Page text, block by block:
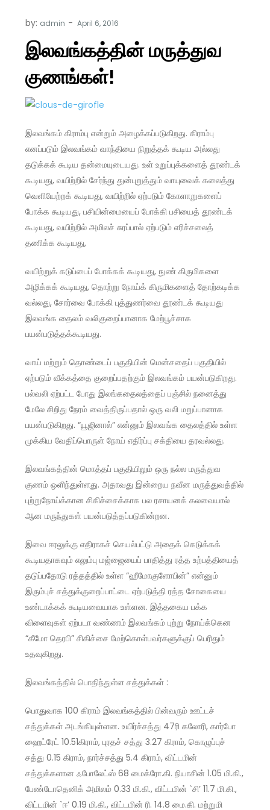
by: admin
இலவங்கத்தின் மருத்துவ
குணங்கள்!
இலவங்கம் கிராம்பு என்றும் அழைக்கப்படுகிறது. கிராம்பு
எனப்படும் இலவங்கம் வாந்தியை நிறுத்தக் கூடிய அல்லது
தடுக்கக் கூடிய தன்மையுடையது. உள் உறுப்புக்களைத் தூண்டக்
கூடியது, வயிற்றில் சேர்ந்து துன்புறுத்தும் வாயுவைக் கலைத்து
வெளியேற்றக் கூடியது, வயிற்றில் ஏற்படும் கோளாறுகளைப்
போக்க கூடியது, பசியின்மையைப் போக்கி பசியைத் தூண்டக்
கூடியது, வயிற்றில் அமிலச் சுரப்பால் ஏற்படும் எரிச்சலைத்
தணிக்க கூடியது,
வயிற்றுக் கடுப்பைப் போக்கக் கூடியது, நுண் கிருமிகளை
அழிக்கக் கூடியது, தொற்று நோய்க் கிருமிகளைத் தோற்கடிக்க
வல்லது, சோர்வை போக்கி புத்துணர்வை தூண்டக் கூடியது
இலவங்க தைலம் வலிகுறைப்பானாக மேற்பூச்சாக
பயன்படுத்தக்கூடியது.
வாய் மற்றும் தொண்டைப் பகுதியின் மென்சதைப் பகுதியில்
ஏற்படும் வீக்கத்தை குறைப்பதற்கும் இலவங்கம் பயன்படுகிறது.
பல்வலி ஏற்பட்ட போது இலங்கதைலத்தைப் பஞ்சில் நனைத்து
மேலே சிறிது நேரம் வைத்திருப்பதால் ஒரு வலி மறுப்பானாக
பயன்படுகிறது. “யூஜினால்” என்னும் இலவங்க தைலத்தில் உள்ள
முக்கிய வேதிப்பொருள் நோய் எதிர்ப்பு சக்தியை தரவல்லது.
இலவங்கத்தின் மொத்தப் பகுதியிலும் ஒரு நல்ல மருத்துவ
குணம் ஒளிந்துள்ளது. அதாவது இன்றைய நவீன மருத்துவத்தில்
புற்றுநோய்க்கான சிகிச்சைக்காக பல ரசாயனக் கலவையால்
ஆன மருந்துகள் பயன்படுத்தப்படுகின்றன.
இவை ஈரலுக்கு எதிராகச் செயல்பட்டு அதைக் கெடுக்கக்
கூடியதாகவும் எலும்பு மஜ்ஜையைப் பாதித்து ரத்த உற்பத்தியைத்
தடுப்பதோடு ரத்தத்தில் உள்ள “ஹீமோகுளோபின்” என்னும்
இரும்புச் சத்துக்குறைப்பாட்டை ஏற்படுத்தி ரத்த சோகையை
உண்டாக்கக் கூடியவையாக உள்ளன. இத்தகைய பக்க
விளைவுகள் ஏற்படா வண்ணம் இலவங்கம் புற்று நோய்க்கென
“கீமோ தெரபி” சிகிச்சை மேற்கொள்பவர்களுக்குப் பெரிதும்
உதவுகிறது.
இலவங்கத்தில் பொதிந்துள்ள சத்துக்கள் :
பொதுவாக 100 கிராம் இலவங்கத்தில் பின்வரும் ஊட்டச்
சத்துக்கள் அடங்கியுள்ளன. உயிர்ச்சத்து 47ரி கலோரி, கார்போ
ஹைட்ரேட் 10.51கிராம், புரதச் சத்து 3.27 கிராம், கொழுப்புச்
சத்து 0.15 கிராம், நார்ச்சத்து 5.4 கிராம், விட்டமின்
சத்துக்களான ஃபோலேட்ஸ் 68 மைக்ரோ.கி. நியாசின் 1.05 மி.கி.,
பேண்டோதெனிக் அமிலம் 0.33 மி.கி., விட்டமின் `சி’ 11.7 மி.கி.,
விட்டமின் `ஈ’ 0.19 மி.கி., விட்டமின் ரி. 14.8 மை.கி. மற்றுமி